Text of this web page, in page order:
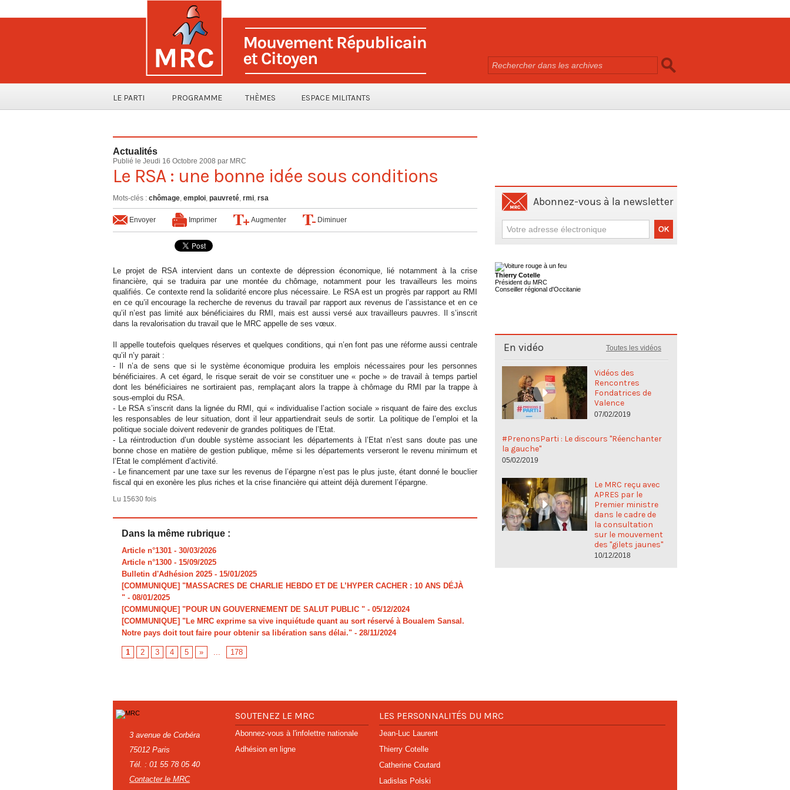
LE PARTI PROGRAMME THÈMES ESPACE MILITANTS
Actualités
Publié le Jeudi 16 Octobre 2008 par MRC
Le RSA : une bonne idée sous conditions
Mots-clés : chômage, emploi, pauvreté, rmi, rsa
Envoyer Imprimer Augmenter Diminuer
Le projet de RSA intervient dans un contexte de dépression économique, lié notamment à la crise
financière, qui se traduira par une montée du chômage, notamment pour les travailleurs les moins
qualifiés. Ce contexte rend la solidarité encore plus nécessaire. Le RSA est un progrès par rapport au RMI
en ce qu’il encourage la recherche de revenus du travail par rapport aux revenus de l’assistance et en ce
qu’il n’est pas limité aux bénéficiaires du RMI, mais est aussi versé aux travailleurs pauvres. Il s’inscrit
dans la revalorisation du travail que le MRC appelle de ses vœux.
Il appelle toutefois quelques réserves et quelques conditions, qui n’en font pas une réforme aussi centrale
qu’il n’y parait :
- Il n’a de sens que si le système économique produira les emplois nécessaires pour les personnes
bénéficiaires. A cet égard, le risque serait de voir se constituer une « poche » de travail à temps partiel
dont les bénéficiaires ne sortiraient pas, remplaçant alors la trappe à chômage du RMI par la trappe à
sous-emploi du RSA.
- Le RSA s’inscrit dans la lignée du RMI, qui « individualise l’action sociale » risquant de faire des exclus
les responsables de leur situation, dont il leur appartiendrait seuls de sortir. La politique de l’emploi et la
politique sociale doivent redevenir de grandes politiques de l’Etat.
- La réintroduction d’un double système associant les départements à l’Etat n’est sans doute pas une
bonne chose en matière de gestion publique, même si les départements verseront le revenu minimum et
l’Etat le complément d’activité.
- Le financement par une taxe sur les revenus de l’épargne n’est pas le plus juste, étant donné le bouclier
fiscal qui en exonère les plus riches et la crise financière qui atteint déjà durement l’épargne.
Lu 15630 fois
Dans la même rubrique :
Article n°1301 - 30/03/2026
Article n°1300 - 15/09/2025
Bulletin d'Adhésion 2025 - 15/01/2025
[COMMUNIQUE] "MASSACRES DE CHARLIE HEBDO ET DE L’HYPER CACHER : 10 ANS DÉJÀ
" - 08/01/2025
[COMMUNIQUE] "POUR UN GOUVERNEMENT DE SALUT PUBLIC " - 05/12/2024
[COMMUNIQUE] "Le MRC exprime sa vive inquiétude quant au sort réservé à Boualem Sansal.
Notre pays doit tout faire pour obtenir sa libération sans délai." - 28/11/2024
1 2 3 4 5 » ... 178
Abonnez-vous à la newsletter
Thierry Cotelle
Président du MRC
Conseiller régional d'Occitanie
En vidéo Toutes les vidéos
Vidéos des
Rencontres
Fondatrices de
Valence
07/02/2019
#PrenonsParti : Le discours "Réenchanter
la gauche"
05/02/2019
Le MRC reçu avec
APRES par le
Premier ministre
dans le cadre de
la consultation
sur le mouvement
des "gilets jaunes"
10/12/2018
3 avenue de Corbéra
75012 Paris
Tél. : 01 55 78 05 40
Contacter le MRC
SOUTENEZ LE MRC
Abonnez-vous à l'infolettre nationale
Adhésion en ligne
LES PERSONNALITÉS DU MRC
Jean-Luc Laurent
Thierry Cotelle
Catherine Coutard
Ladislas Polski